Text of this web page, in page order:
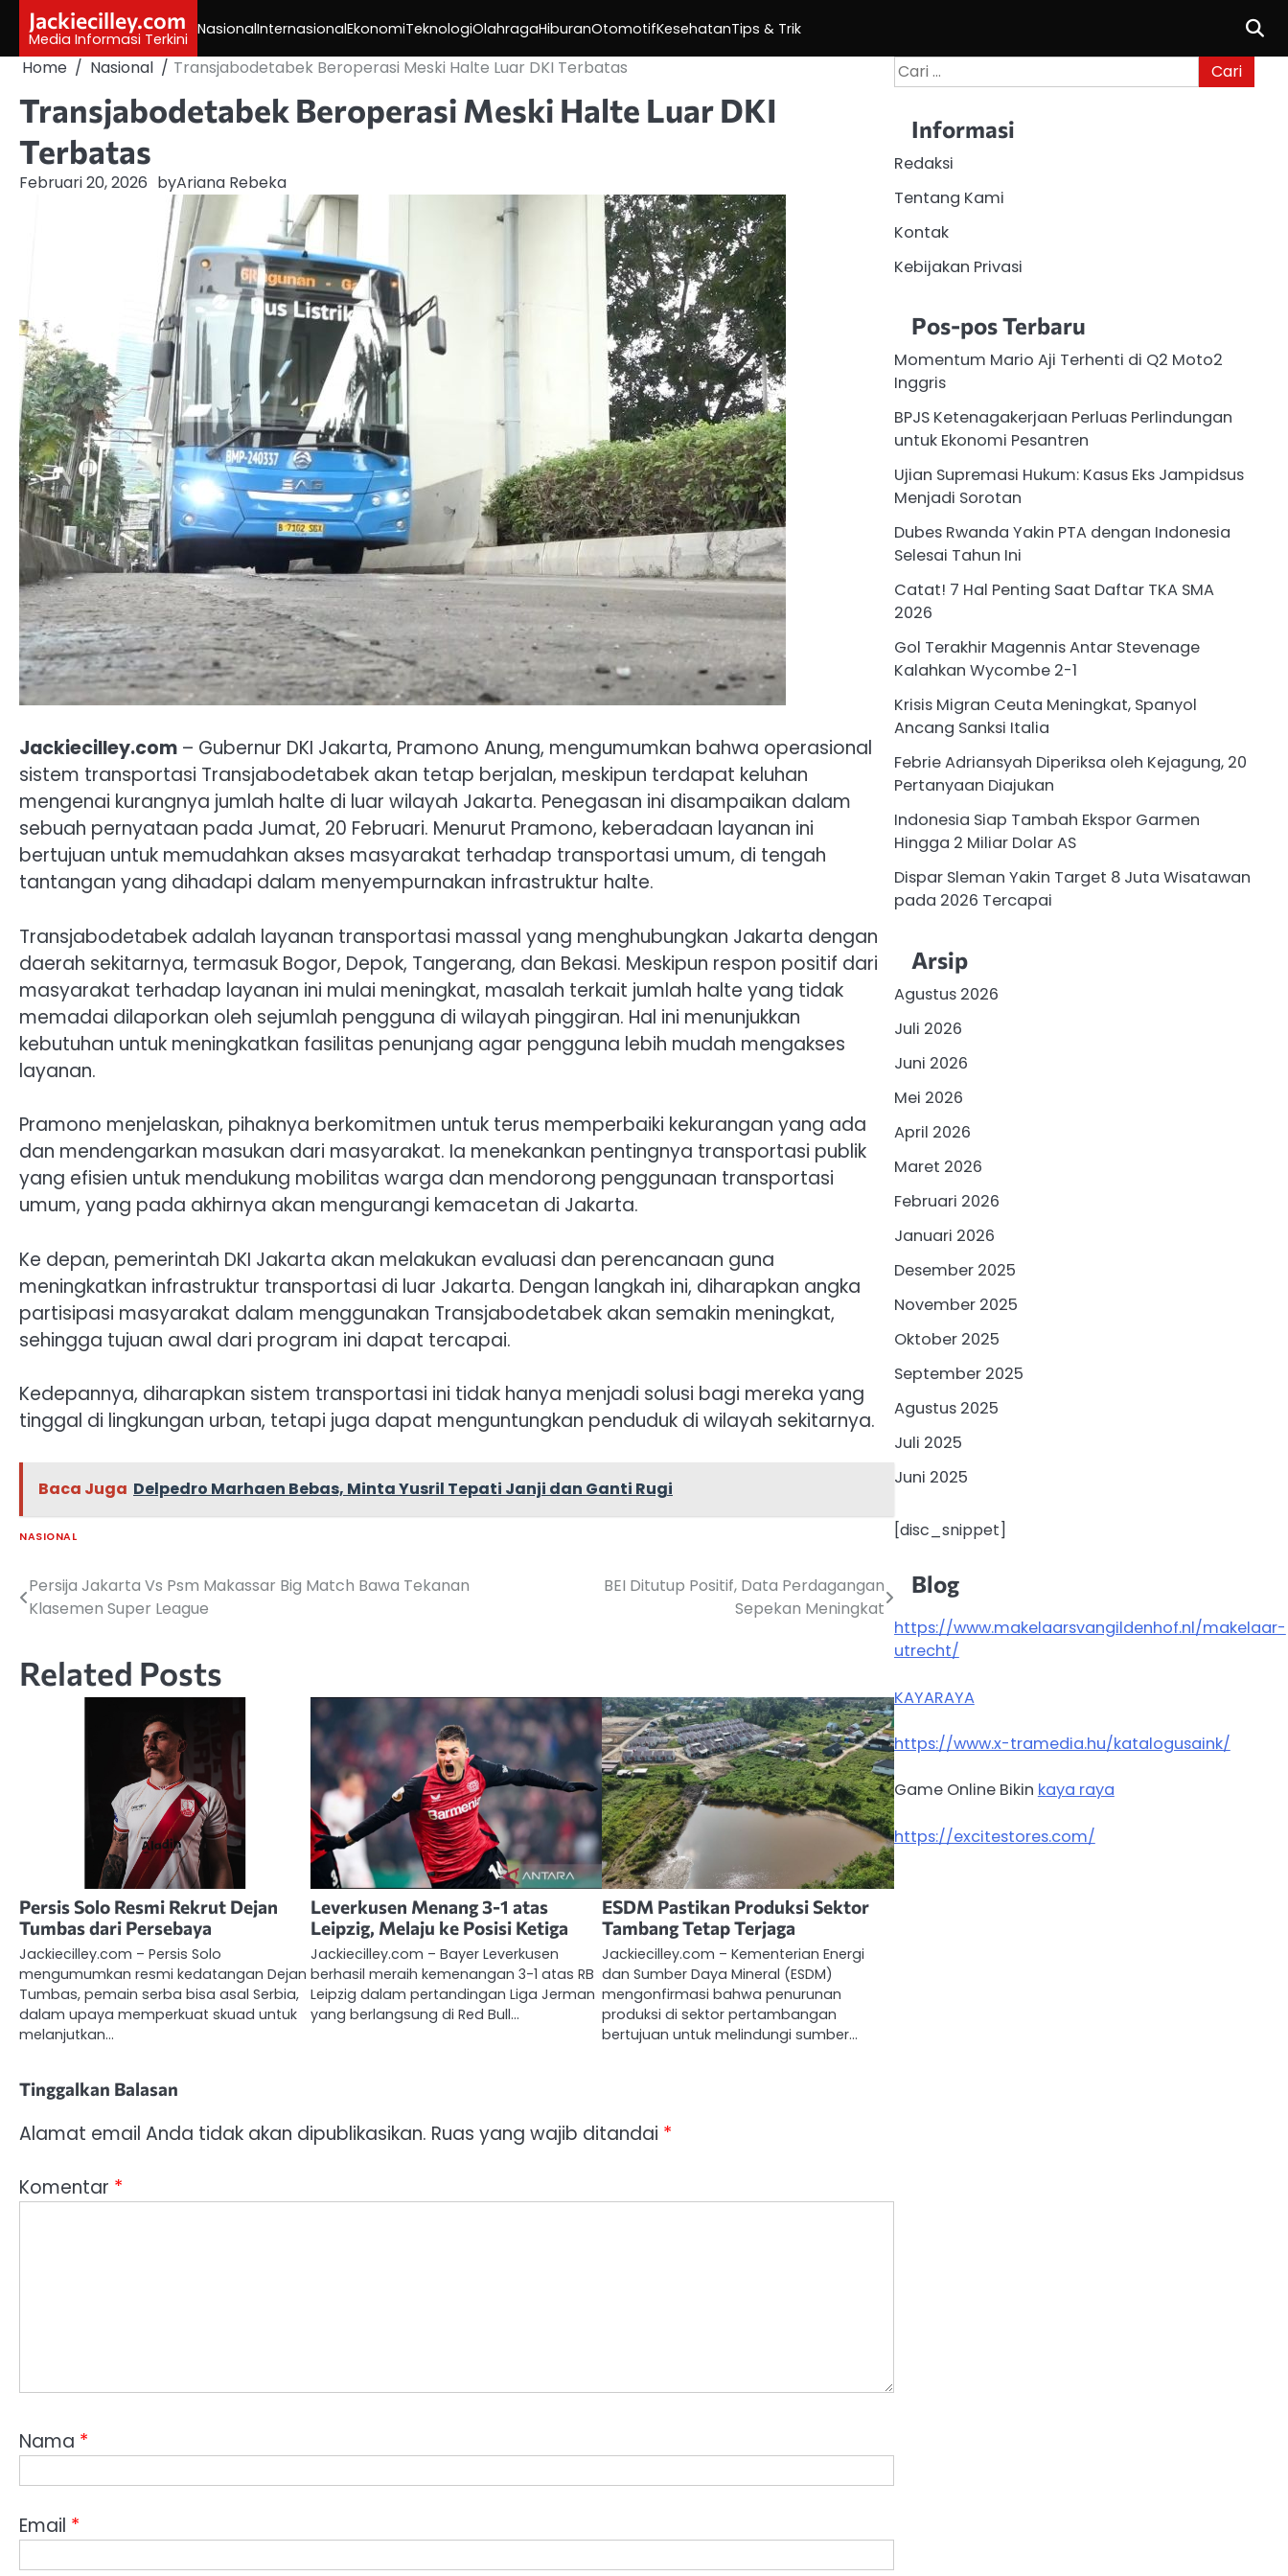
content
Jackiecilley.com
Media Informasi Terkini
NasionalInternasionalEkonomiTeknologiOlahragaHiburanOtomotifKesehatanTips & Trik
Home Nasional Transjabodetabek Beroperasi Meski Halte Luar DKI Terbatas
Transjabodetabek Beroperasi Meski Halte Luar DKI
Terbatas
Februari 20, 2026 byAriana Rebeka
Jackiecilley.com – Gubernur DKI Jakarta, Pramono Anung, mengumumkan bahwa operasional
sistem transportasi Transjabodetabek akan tetap berjalan, meskipun terdapat keluhan
mengenai kurangnya jumlah halte di luar wilayah Jakarta. Penegasan ini disampaikan dalam
sebuah pernyataan pada Jumat, 20 Februari. Menurut Pramono, keberadaan layanan ini
bertujuan untuk memudahkan akses masyarakat terhadap transportasi umum, di tengah
tantangan yang dihadapi dalam menyempurnakan infrastruktur halte.
Transjabodetabek adalah layanan transportasi massal yang menghubungkan Jakarta dengan
daerah sekitarnya, termasuk Bogor, Depok, Tangerang, dan Bekasi. Meskipun respon positif dari
masyarakat terhadap layanan ini mulai meningkat, masalah terkait jumlah halte yang tidak
memadai dilaporkan oleh sejumlah pengguna di wilayah pinggiran. Hal ini menunjukkan
kebutuhan untuk meningkatkan fasilitas penunjang agar pengguna lebih mudah mengakses
layanan.
Pramono menjelaskan, pihaknya berkomitmen untuk terus memperbaiki kekurangan yang ada
dan mendengarkan masukan dari masyarakat. Ia menekankan pentingnya transportasi publik
yang efisien untuk mendukung mobilitas warga dan mendorong penggunaan transportasi
umum, yang pada akhirnya akan mengurangi kemacetan di Jakarta.
Ke depan, pemerintah DKI Jakarta akan melakukan evaluasi dan perencanaan guna
meningkatkan infrastruktur transportasi di luar Jakarta. Dengan langkah ini, diharapkan angka
partisipasi masyarakat dalam menggunakan Transjabodetabek akan semakin meningkat,
sehingga tujuan awal dari program ini dapat tercapai.
Kedepannya, diharapkan sistem transportasi ini tidak hanya menjadi solusi bagi mereka yang
tinggal di lingkungan urban, tetapi juga dapat menguntungkan penduduk di wilayah sekitarnya.
Baca Juga Delpedro Marhaen Bebas, Minta Yusril Tepati Janji dan Ganti Rugi
NASIONAL
Navigasi
Persija Jakarta Vs Psm Makassar Big Match Bawa Tekanan
Klasemen Super League
BEI Ditutup Positif, Data Perdagangan
Sepekan Meningkat
Related Posts
Persis Solo Resmi Rekrut Dejan
Tumbas dari Persebaya
Jackiecilley.com – Persis Solo
mengumumkan resmi kedatangan Dejan
Tumbas, pemain serba bisa asal Serbia,
dalam upaya memperkuat skuad untuk
melanjutkan…
Leverkusen Menang 3-1 atas
Leipzig, Melaju ke Posisi Ketiga
Jackiecilley.com – Bayer Leverkusen
berhasil meraih kemenangan 3-1 atas RB
Leipzig dalam pertandingan Liga Jerman
yang berlangsung di Red Bull…
ESDM Pastikan Produksi Sektor
Tambang Tetap Terjaga
Jackiecilley.com – Kementerian Energi
dan Sumber Daya Mineral (ESDM)
mengonfirmasi bahwa penurunan
produksi di sektor pertambangan
bertujuan untuk melindungi sumber…
Tinggalkan Balasan
Alamat email Anda tidak akan dipublikasikan. Ruas yang wajib ditandai *
Komentar *
Nama *
Email *
Cari
untuk:
Informasi
Redaksi
Tentang Kami
Kontak
Kebijakan Privasi
Pos-pos Terbaru
Momentum Mario Aji Terhenti di Q2 Moto2
Inggris
BPJS Ketenagakerjaan Perluas Perlindungan
untuk Ekonomi Pesantren
Ujian Supremasi Hukum: Kasus Eks Jampidsus
Menjadi Sorotan
Dubes Rwanda Yakin PTA dengan Indonesia
Selesai Tahun Ini
Catat! 7 Hal Penting Saat Daftar TKA SMA
2026
Gol Terakhir Magennis Antar Stevenage
Kalahkan Wycombe 2-1
Krisis Migran Ceuta Meningkat, Spanyol
Ancang Sanksi Italia
Febrie Adriansyah Diperiksa oleh Kejagung, 20
Pertanyaan Diajukan
Indonesia Siap Tambah Ekspor Garmen
Hingga 2 Miliar Dolar AS
Dispar Sleman Yakin Target 8 Juta Wisatawan
pada 2026 Tercapai
Arsip
Agustus 2026
Juli 2026
Juni 2026
Mei 2026
April 2026
Maret 2026
Februari 2026
Januari 2026
Desember 2025
November 2025
Oktober 2025
September 2025
Agustus 2025
Juli 2025
Juni 2025
[disc_snippet]
Blog
https://www.makelaarsvangildenhof.nl/makelaar-
utrecht/
KAYARAYA
https://www.x-tramedia.hu/katalogusaink/
Game Online Bikin kaya raya
https://excitestores.com/